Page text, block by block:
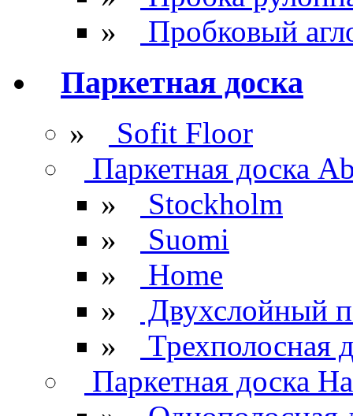
»
Пробковый
Паркетная доска
»
Sofit Floor
Паркетная доска
»
Stockholm
»
Suomi
»
Home
»
Двухслойный
»
Трехполосная
Паркетная доска